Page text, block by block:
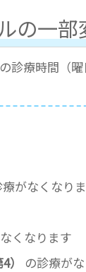
の一部
療時間（曜
療がなくなり
くなります
）
の診療が